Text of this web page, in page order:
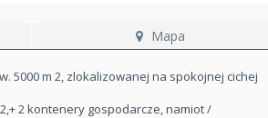
Mapa
5000 m 2, zlokalizowanej na spokojnej cichej
2 kontenery gospodarcze, namiot /